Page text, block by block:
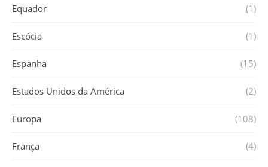
Equador (1)
Escócia (1)
Espanha (15)
Estados Unidos da América (2)
Europa (108)
França (4)